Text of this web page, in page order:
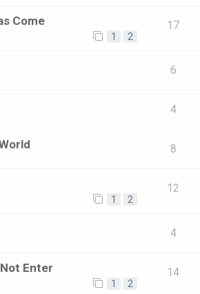
Come
1 2
17
6
4
8
1 2
12
4
Enter
1 2
14